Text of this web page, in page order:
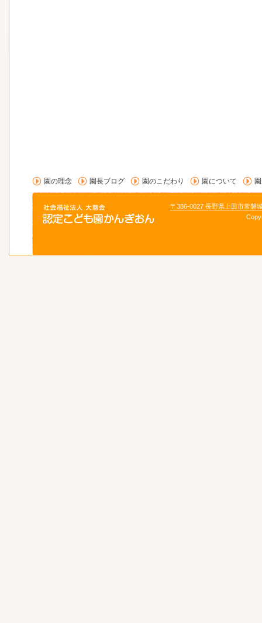
園の理念 園長ブログ 園のこだわり 園について
〒386-0027 長野県上田市常磐